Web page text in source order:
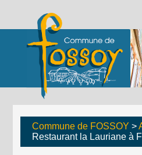
Commune de FOSSOY >
Restaurant la Lauriane à